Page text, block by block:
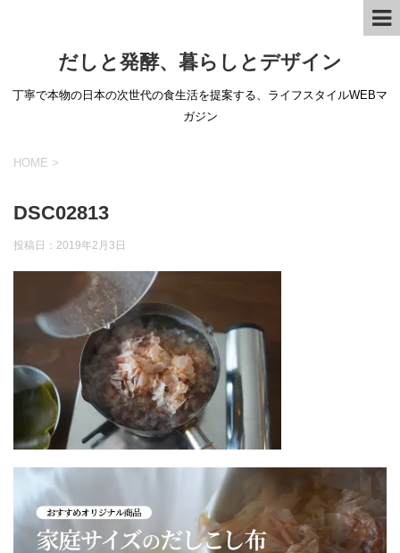
だしと発酵、暮らしとデザイン
丁寧で本物の日本の次世代の食生活を提案する、ライフスタイルWEBマ
ガジン
HOME >
DSC02813
投稿日： 2019年2月3日